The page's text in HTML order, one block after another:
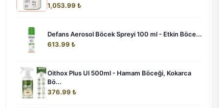
1,053.99 ₺
Defans Aerosol Böcek Spreyi 100 ml - Etkin Böce...
613.99 ₺
Oithox Plus Ul 500ml - Hamam Böceği, Kokarca
Bö...
376.99 ₺